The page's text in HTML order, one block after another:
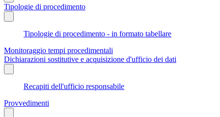
Tipologie di procedimento
Tipologie di procedimento - in formato tabellare
Monitoraggio tempi procedimentali
Dichiarazioni sostitutive e acquisizione d'ufficio dei dati
Recapiti dell'ufficio responsabile
Provvedimenti